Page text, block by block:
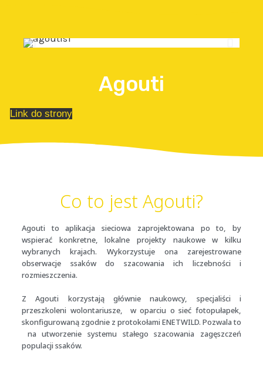
Agouti
Link do strony
Co to jest Agouti?
Agouti to aplikacja sieciowa zaprojektowana po to, by
wspierać konkretne, lokalne projekty naukowe w kilku
wybranych krajach. Wykorzystuje ona zarejestrowane
obserwacje ssaków do szacowania ich liczebności i
rozmieszczenia.
Z Agouti korzystają głównie naukowcy, specjaliści i
przeszkoleni wolontariusze, w oparciu o sieć fotopułapek,
skonfigurowaną zgodnie z protokołami ENETWILD. Pozwala to
na utworzenie systemu stałego szacowania zagęszczeń
populacji ssaków.